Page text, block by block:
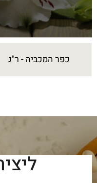
כפר המכביה - ר"ג